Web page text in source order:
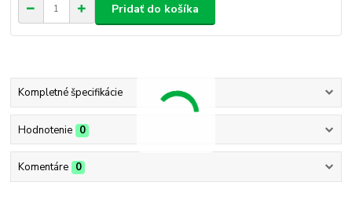
Pridať do košíka
Kompletné špecifikácie
Hodnotenie 0
Komentáre 0